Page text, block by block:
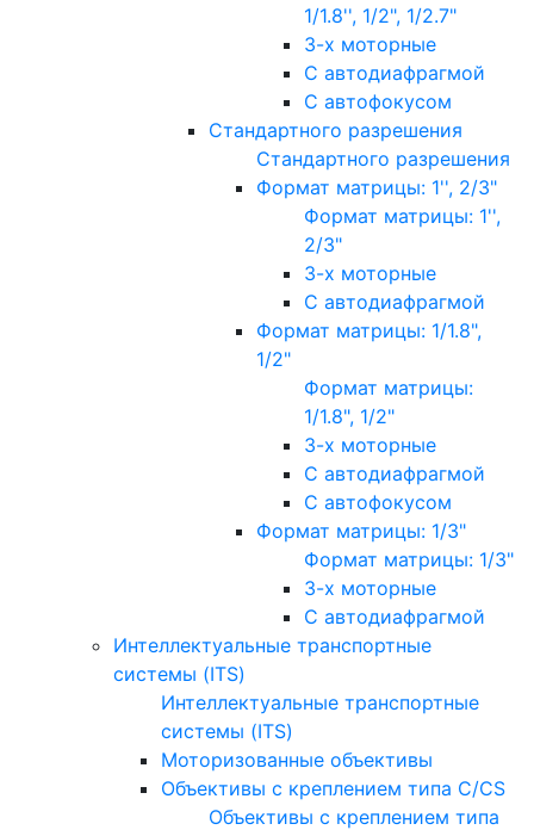
1/1.8'', 1/2", 1/2.7"
3-х моторные
С автодиафрагмой
С автофокусом
Стандартного разрешения
Стандартного разрешения
Формат матрицы: 1'', 2/3"
Формат матрицы: 1'',
2/3"
3-х моторные
С автодиафрагмой
Формат матрицы: 1/1.8",
1/2"
Формат матрицы:
1/1.8", 1/2"
3-х моторные
С автодиафрагмой
С автофокусом
Формат матрицы: 1/3"
Формат матрицы: 1/3"
3-х моторные
С автодиафрагмой
Интеллектуальные транспортные
системы (ITS)
Интеллектуальные транспортные
системы (ITS)
Моторизованные объективы
Объективы с креплением типа C/CS
Объективы с креплением типа